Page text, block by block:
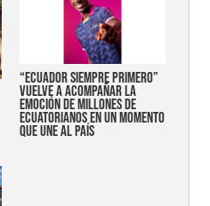
“Ecuador siempre primero”
vuelve a acompañar la
emoción de millones de
ecuatorianos en un momento
que une al país